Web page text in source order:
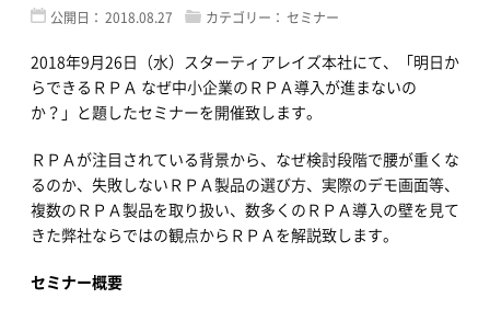
公開日： 2018.08.27 カテゴリー： セミナー
2018年9月26日（水）スターティアレイズ本社にて、「明日か
らできるＲＰＡ なぜ中小企業のＲＰＡ導入が進まないの
か？」と題したセミナーを開催致します。
ＲＰＡが注目されている背景から、なぜ検討段階で腰が重くな
るのか、失敗しないＲＰＡ製品の選び方、実際のデモ画面等、
複数のＲＰＡ製品を取り扱い、数多くのＲＰＡ導入の壁を見て
きた弊社ならではの観点からＲＰＡを解説致します。
セミナー概要